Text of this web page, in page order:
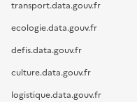
transport.data.gouv.fr
ecologie.data.gouv.fr
defis.data.gouv.fr
culture.data.gouv.fr
logistique.data.gouv.fr